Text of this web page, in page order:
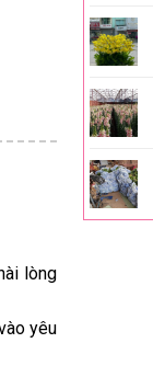
lòng
yêu